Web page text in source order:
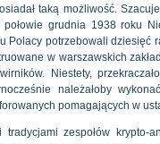
taką możliwość.
grudnia 1938 roku
potrzebowali dziesięć
w warszawskich
Niestety,
należałoby
pomagających w
zespołów krypto-